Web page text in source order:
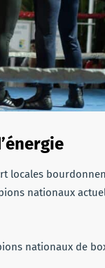
locales
nationaux
nationaux de